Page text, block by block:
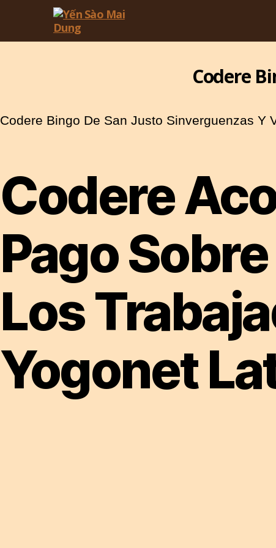
Yến
Codere
Codere Bingo De San Justo Sinverguenzas Y
Codere
Pago
Los
Yogonet